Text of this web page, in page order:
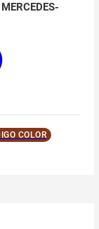
MERCEDES-
COLOR